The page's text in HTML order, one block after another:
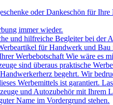
oder Dankeschön für
immer wieder.
und hilfreiche Begleiter bei
für Handwerk und
Werbebotschaft Wie wäre es
sind überaus praktische
begehrt. Wir
Werbemittels ist garantiert.
und Autozubehör mit
Name im Vordergrund stehen.